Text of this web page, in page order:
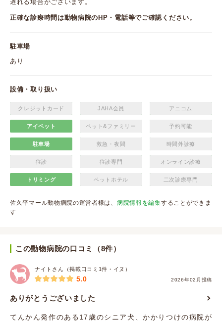
遅れる場合がございます。
正確な診療時間は動物病院のHP・電話等でご確認ください。
駐車場
あり
設備・取り扱い
クレジットカード JAHA会員 アニコム
アイペット ペット&ファミリー 予約可能
駐車場 救急・夜間 時間外診療
往診 往診専門 オンライン診療
トリミング ペットホテル 二次診療専門
佐久平マール動物病院の運営者様は、 病院情報を編集することができま
す
この動物病院の口コミ（8件）
ナイトさん（掲載口コミ1件・イヌ）
2026年02月投稿
5.0
ありがとうございました
てんかん発作のある17歳のシニア犬、かかりつけの病院が